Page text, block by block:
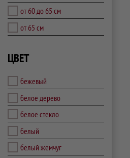
от 60 до 65 см
от 65 см
ЦВЕТ
бежевый
белое дерево
белое стекло
белый
белый жемчуг